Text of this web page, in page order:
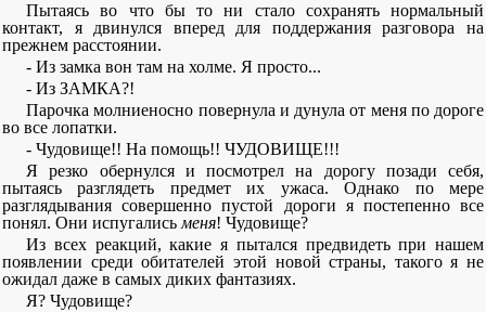
Пытаясь во что бы то ни стало сохранять нормальный
контакт, я двинулся вперед для поддержания разговора на
прежнем расстоянии.
- Из замка вон там на холме. Я просто...
- Из ЗАМКА?!
Парочка молниеносно повернула и дунула от меня по дороге
во все лопатки.
- Чудовище!! На помощь!! ЧУДОВИЩЕ!!!
Я резко обернулся и посмотрел на дорогу позади себя,
пытаясь разглядеть предмет их ужаса. Однако по мере
разглядывания совершенно пустой дороги я постепенно все
понял. Они испугались меня! Чудовище?
Из всех реакций, какие я пытался предвидеть при нашем
появлении среди обитателей этой новой страны, такого я не
ожидал даже в самых диких фантазиях.
Я? Чудовище?